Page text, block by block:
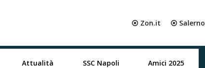
⦿ Zon.it ⦿ Salerno
Attualità SSC Napoli Amici 2025